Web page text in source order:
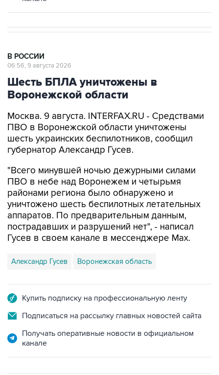
Шесть БПЛА уничтожены в
Воронежской области
Москва. 9 августа. INTERFAX.RU - Средствами
шесть украинских беспилотников, сообщил
губернатор Александр Гусев.
"Всего минувшей ночью дежурными силами
районами региона было обнаружено и
уничтожено шесть беспилотных летательных
аппаратов. По предварительным данным,
пострадавших и разрушений нет", - написал
Гусев в своем канале в мессенджере Max.
Александр Гусев Воронежская область
Подписаться на рассылку главных новостей сайта
Получать оперативные новости в официальном